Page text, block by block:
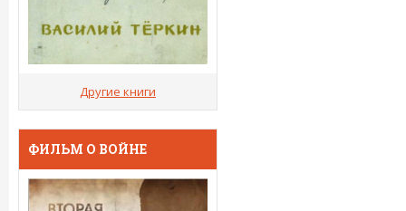
Другие книги
ФИЛЬМ О ВОЙНЕ